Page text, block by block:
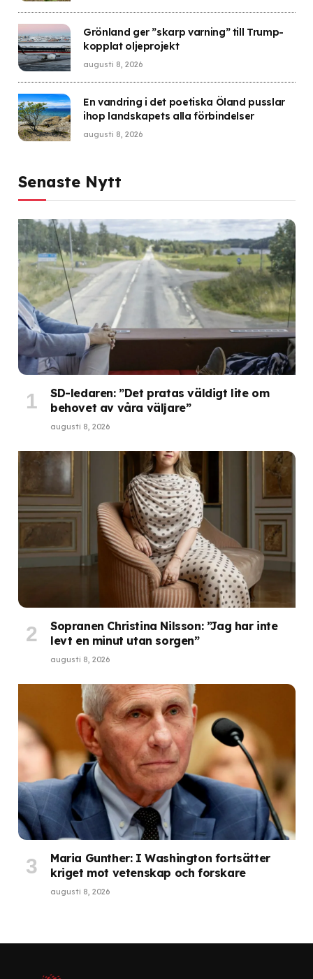
Grönland ger ”skarp varning” till Trump-
kopplat oljeprojekt
augusti 8, 2026
En vandring i det poetiska Öland pusslar
ihop landskapets alla förbindelser
augusti 8, 2026
Senaste Nytt
SD-ledaren: ”Det pratas väldigt lite om
behovet av våra väljare”
augusti 8, 2026
Sopranen Christina Nilsson: ”Jag har inte
levt en minut utan sorgen”
augusti 8, 2026
Maria Gunther: I Washington fortsätter
kriget mot vetenskap och forskare
augusti 8, 2026